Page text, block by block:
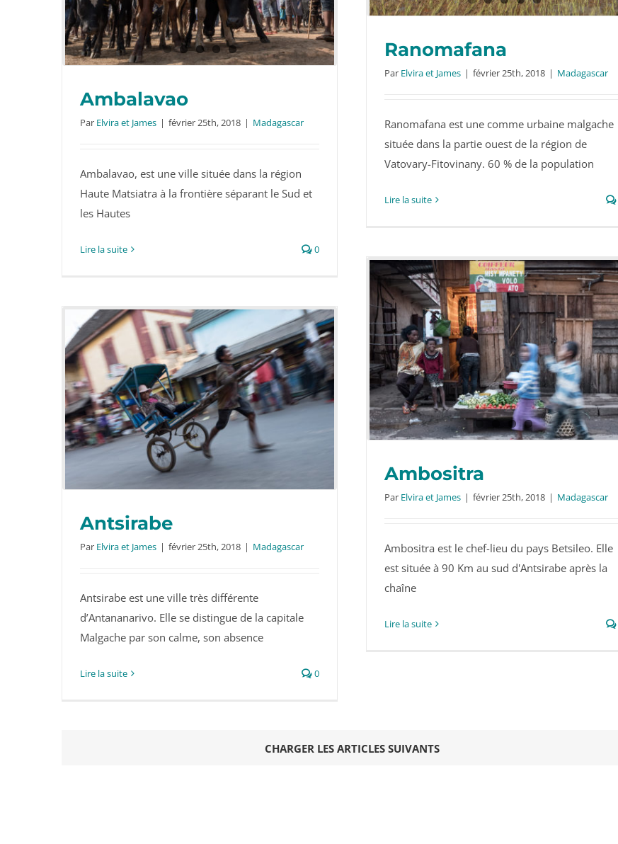
Ranomafana
Ranomafana
Par Elvira et James | février 25th, 2018 | Madagascar
Ranomafana est une comme urbaine malgache
située dans la partie ouest de la région de
Vatovary-Fitovinany. 60 % de la population
Lire la suite
Ambalavao
Ambalavao
Par Elvira et James | février 25th, 2018 | Madagascar
Ambalavao, est une ville située dans la région
Haute Matsiatra à la frontière séparant le Sud et
les Hautes
Lire la suite 0
Ambositra
Ambositra
Par Elvira et James | février 25th, 2018 | Madagascar
Ambositra est le chef-lieu du pays Betsileo. Elle
est située à 90 Km au sud d'Antsirabe après la
chaîne
Lire la suite
Antsirabe
Antsirabe
Par Elvira et James | février 25th, 2018 | Madagascar
Antsirabe est une ville très différente
d’Antananarivo. Elle se distingue de la capitale
Malgache par son calme, son absence
Lire la suite 0
CHARGER LES ARTICLES SUIVANTS